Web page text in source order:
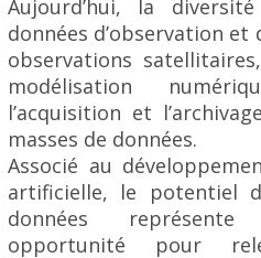
Aujourd’hui, la
données d’observation et
observations
modélisation
l’acquisition et
masses de données.
Associé au
artificielle, le potentiel
données
opportunité pour